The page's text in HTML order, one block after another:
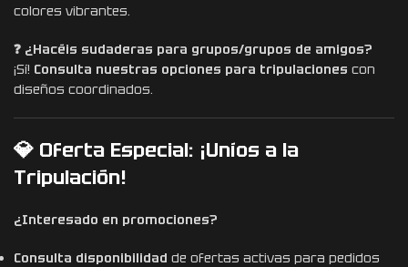
colores vibrantes.
❓ ¿Hacéis sudaderas para grupos/grupos de amigos?
¡Sí! Consulta nuestras opciones para tripulaciones con
diseños coordinados.
💎 Oferta Especial: ¡Uníos a la
Tripulación!
¿Interesado en promociones?
Consulta disponibilidad de ofertas activas para pedidos